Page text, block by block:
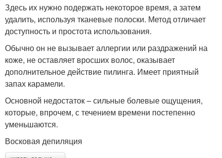
Здесь их нужно подержать некоторое время, а затем
удалить, используя тканевые полоски. Метод отличает
доступность и простота использования.
Обычно он не вызывает аллергии или раздражений на
коже, не оставляет вросших волос, оказывает
дополнительное действие пилинга. Имеет приятный
запах карамели.
Основной недостаток – сильные болевые ощущения,
которые, впрочем, с течением времени постепенно
уменьшаются.
Восковая депиляция